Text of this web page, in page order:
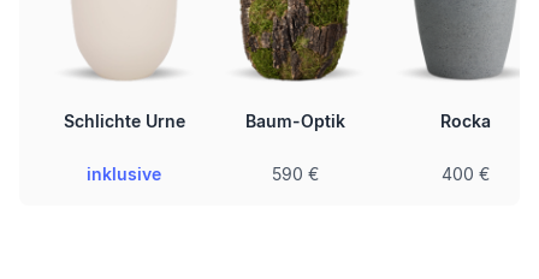
Schlichte Urne
inklusive
Baum-Optik
590 €
Rocka
400 €